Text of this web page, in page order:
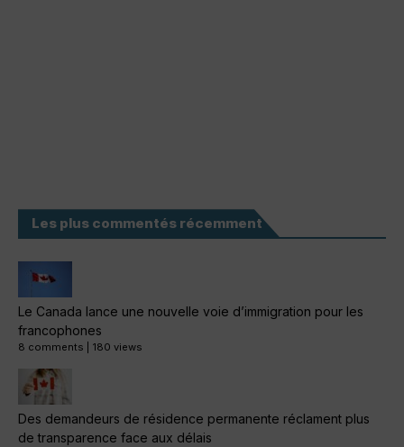
Les plus commentés récemment
Le Canada lance une nouvelle voie d’immigration pour les
francophones
8 comments 180 views
Des demandeurs de résidence permanente réclament plus
de transparence face aux délais